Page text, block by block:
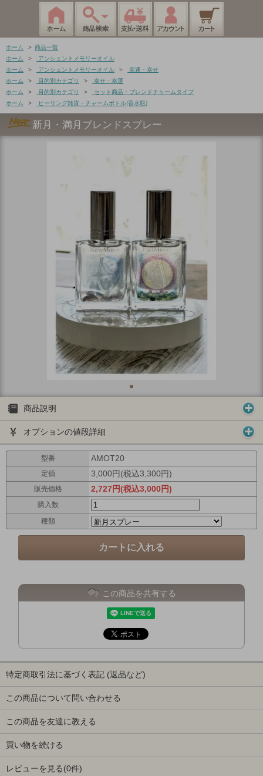
ホーム > 商品一覧
ホーム
>
アンシェントメモリーオイル
ホーム
> アンシェントメモリーオイル >
幸運・幸せ
ホーム
> 目的別カテゴリ >
幸せ・幸運
ホーム
> 目的別カテゴリ >
セット商品・ブレンドチャームタイプ
ホーム
> ヒーリング雑貨・チャームボトル(香水瓶)
新月・満月ブレンドスプレー
商品説明
オプションの値段詳細
型番 AMOT20
定価 3,000円(税込3,300円)
販売価格 2,727円(税込3,000円)
購入数
種類
この商品を共有する
特定商取引法に基づく表記 (返品など)
この商品について問い合わせる
この商品を友達に教える
買い物を続ける
レビューを見る(0件)